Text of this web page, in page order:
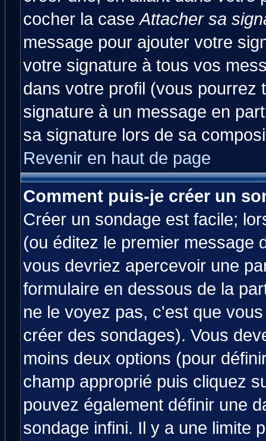
cocher la caseAttacher sa
message pour ajouter votre
votre signature à tous vos
dans votre profil (vous pourrez
signature à un message en
sa signature lors de sa
Revenir en haut de page
Comment puis-je créer un
Créer un sondage est facile;
(ou éditez le premier message
vous devriez apercevoir une
formulaire en dessous de la
ne le voyez pas, c'est que
créer des sondages). Vous
moins deux options (pour
champ approprié puis cliquez
pouvez également définir une
sondage infini. Il y a une limite